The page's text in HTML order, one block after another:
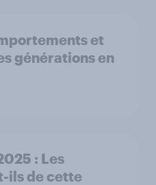
et
générations en
: Les
ils de cette